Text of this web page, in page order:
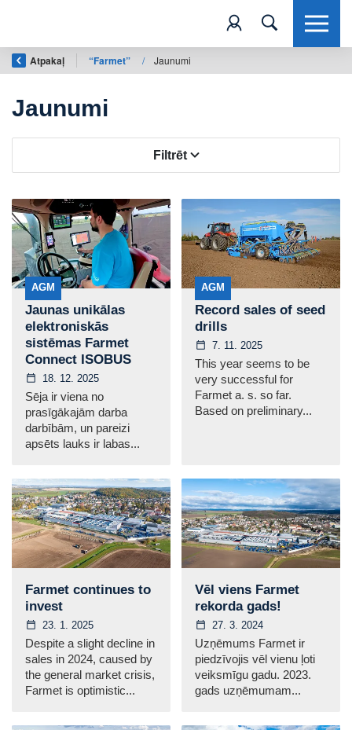
Atpakaļ “Farmet” / Jaunumi
Jaunumi
Filtrēt
AGM
Jaunas unikālas
elektroniskās
sistēmas Farmet
Connect ISOBUS
18. 12. 2025
Sēja ir viena no
prasīgākajām darba
darbībām, un pareizi
apsēts lauks ir labas...
AGM
Record sales of seed
drills
7. 11. 2025
This year seems to be
very successful for
Farmet a. s. so far.
Based on preliminary...
Farmet continues to
invest
23. 1. 2025
Despite a slight decline in
sales in 2024, caused by
the general market crisis,
Farmet is optimistic...
Vēl viens Farmet
rekorda gads!
27. 3. 2024
Uzņēmums Farmet ir
piedzīvojis vēl vienu ļoti
veiksmīgu gadu. 2023.
gads uzņēmumam...